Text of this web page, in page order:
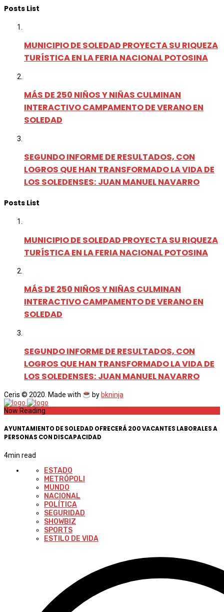
Posts List
MUNICIPIO DE SOLEDAD PROYECTA SU RIQUEZA
TURÍSTICA EN LA FERIA NACIONAL POTOSINA
MÁS DE 250 NIÑOS Y NIÑAS CULMINAN
INTERACTIVO CAMPAMENTO DE VERANO EN
SOLEDAD
SEGUNDO INFORME DE RESULTADOS, CON
LOGROS QUE HAN TRANSFORMADO LA VIDA DE
LOS SOLEDENSES: JUAN MANUEL NAVARRO
Posts List
MUNICIPIO DE SOLEDAD PROYECTA SU RIQUEZA
TURÍSTICA EN LA FERIA NACIONAL POTOSINA
MÁS DE 250 NIÑOS Y NIÑAS CULMINAN
INTERACTIVO CAMPAMENTO DE VERANO EN
SOLEDAD
SEGUNDO INFORME DE RESULTADOS, CON
LOGROS QUE HAN TRANSFORMADO LA VIDA DE
LOS SOLEDENSES: JUAN MANUEL NAVARRO
Ceris © 2020. Made with by bkninja
Now Reading
AYUNTAMIENTO DE SOLEDAD OFRECERÁ 200 VACANTES LABORALES A
PERSONAS CON DISCAPACIDAD
4min read
ESTADO
METRÓPOLI
MUNDO
NACIONAL
POLÍTICA
SEGURIDAD
SHOWBIZ
SPORTS
ESTILO DE VIDA